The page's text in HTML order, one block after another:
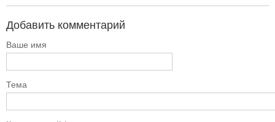
Добавить комментарий
Ваше имя
Тема